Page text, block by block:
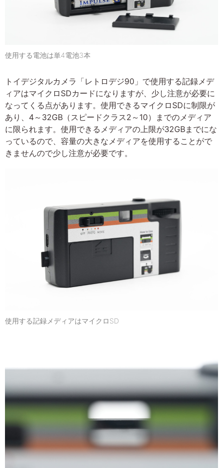
使用する電池は単4電池3本
トイデジタルカメラ「レトロデジ90」で使用する記録メデ
ィアはマイクロSDカードになりますが、少し注意が必要に
なってくる点があります。使用できるマイクロSDに制限が
あり、4～32GB（スピードクラス2～10）までのメディア
に限られます。使用できるメディアの上限が32GBまでにな
っているので、容量の大きなメディアを使用することがで
きませんので少し注意が必要です。
使用する記録メディアはマイクロSD